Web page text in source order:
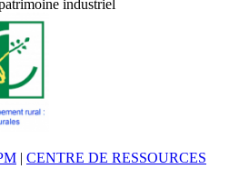
| CENTRE DE RESSOURCES